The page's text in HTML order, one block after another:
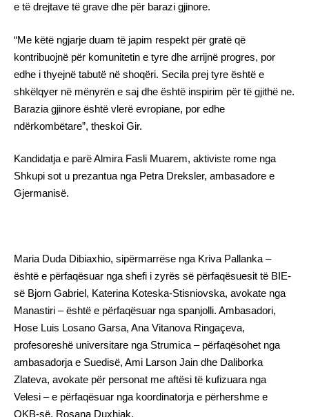
e të drejtave të grave dhe për barazi gjinore.
“Me këtë ngjarje duam të japim respekt për gratë që
kontribuojnë për komunitetin e tyre dhe arrijnë progres, por
edhe i thyejnë tabutë në shoqëri. Secila prej tyre është e
shkëlqyer në mënyrën e saj dhe është inspirim për të gjithë ne.
Barazia gjinore është vlerë evropiane, por edhe
ndërkombëtare”, theskoi Gir.
Kandidatja e parë Almira Fasli Muarem, aktiviste rome nga
Shkupi sot u prezantua nga Petra Dreksler, ambasadore e
Gjermanisë.
Maria Duda Dibiaxhio, sipërmarrëse nga Kriva Pallanka –
është e përfaqësuar nga shefi i zyrës së përfaqësuesit të BIE-
së Bjorn Gabriel, Katerina Koteska-Stisniovska, avokate nga
Manastiri – është e përfaqësuar nga spanjolli. Ambasadori,
Hose Luis Losano Garsa, Ana Vitanova Ringaçeva,
profesoreshë universitare nga Strumica – përfaqësohet nga
ambasadorja e Suedisë, Ami Larson Jain dhe Daliborka
Zlateva, avokate për personat me aftësi të kufizuara nga
Velesi – e përfaqësuar nga koordinatorja e përhershme e
OKB-së, Rosana Duxhiak.